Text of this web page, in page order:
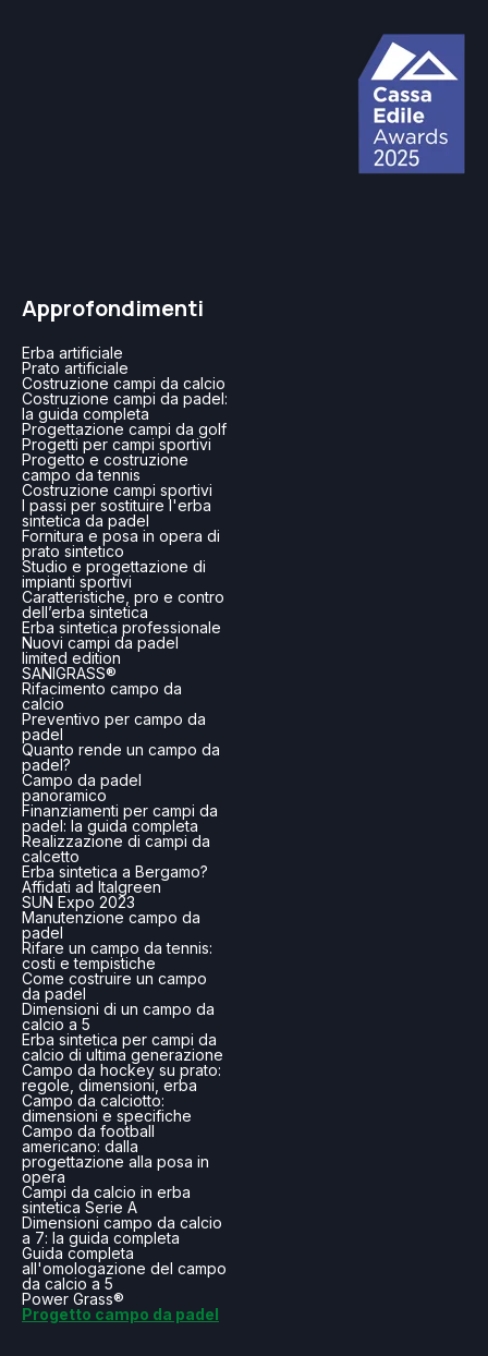
Approfondimenti
Erba artificiale
Prato artificiale
Costruzione campi da calcio
Costruzione campi da padel:
la guida completa
Progettazione campi da golf
Progetti per campi sportivi
Progetto e costruzione
campo da tennis
Costruzione campi sportivi
I passi per sostituire l'erba
sintetica da padel
Fornitura e posa in opera di
prato sintetico
Studio e progettazione di
impianti sportivi
Caratteristiche, pro e contro
dell’erba sintetica
Erba sintetica professionale
Nuovi campi da padel
limited edition
SANIGRASS®
Rifacimento campo da
calcio
Preventivo per campo da
padel
Quanto rende un campo da
padel?
Campo da padel
panoramico
Finanziamenti per campi da
padel: la guida completa
Realizzazione di campi da
calcetto
Erba sintetica a Bergamo?
Affidati ad Italgreen
SUN Expo 2023
Manutenzione campo da
padel
Rifare un campo da tennis:
costi e tempistiche
Come costruire un campo
da padel
Dimensioni di un campo da
calcio a 5
Erba sintetica per campi da
calcio di ultima generazione
Campo da hockey su prato:
regole, dimensioni, erba
Campo da calciotto:
dimensioni e specifiche
Campo da football
americano: dalla
progettazione alla posa in
opera
Campi da calcio in erba
sintetica Serie A
Dimensioni campo da calcio
a 7: la guida completa
Guida completa
all'omologazione del campo
da calcio a 5
Power Grass®
Progetto campo da padel